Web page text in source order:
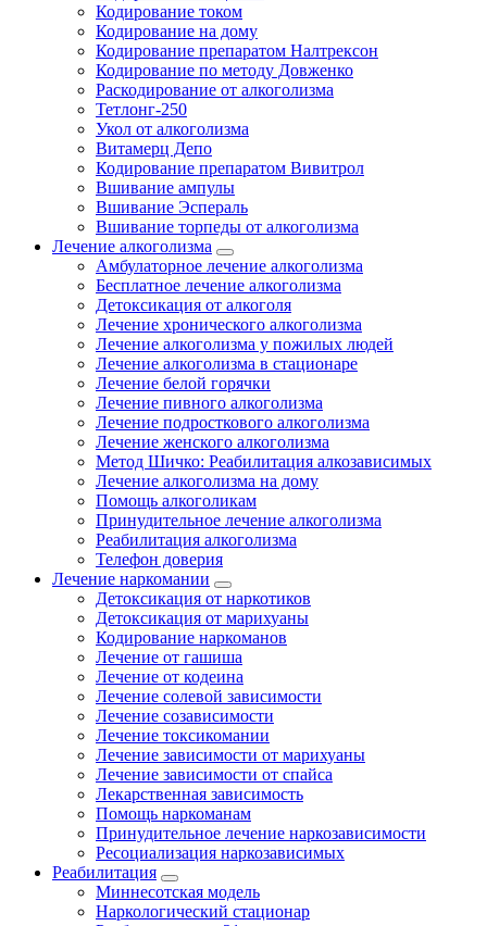
Кодирование током
Кодирование на дому
Кодирование препаратом Налтрексон
Кодирование по методу Довженко
Раскодирование от алкоголизма
Тетлонг-250
Укол от алкоголизма
Витамерц Депо
Кодирование препаратом Вивитрол
Вшивание ампулы
Вшивание Эспераль
Вшивание торпеды от алкоголизма
Лечение алкоголизма
Амбулаторное лечение алкоголизма
Бесплатное лечение алкоголизма
Детоксикация от алкоголя
Лечение хронического алкоголизма
Лечение алкоголизма у пожилых людей
Лечение алкоголизма в стационаре
Лечение белой горячки
Лечение пивного алкоголизма
Лечение подросткового алкоголизма
Лечение женского алкоголизма
Метод Шичко: Реабилитация алкозависимых
Лечение алкоголизма на дому
Помощь алкоголикам
Принудительное лечение алкоголизма
Реабилитация алкоголизма
Телефон доверия
Лечение наркомании
Детоксикация от наркотиков
Детоксикация от марихуаны
Кодирование наркоманов
Лечение от гашиша
Лечение от кодеина
Лечение солевой зависимости
Лечение созависимости
Лечение токсикомании
Лечение зависимости от марихуаны
Лечение зависимости от спайса
Лекарственная зависимость
Помощь наркоманам
Принудительное лечение наркозависимости
Ресоциализация наркозависимых
Реабилитация
Миннесотская модель
Наркологический стационар